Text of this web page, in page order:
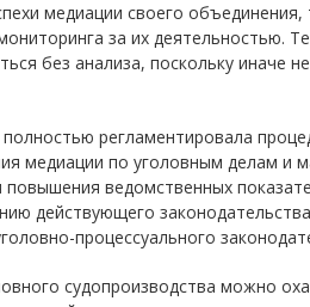
медиации своего
за их деятельностью.
без анализа, поскольку иначе
регламентировала
медиации по уголовным делам и
ведомственных
действующего
процессуального
судопроизводства можно